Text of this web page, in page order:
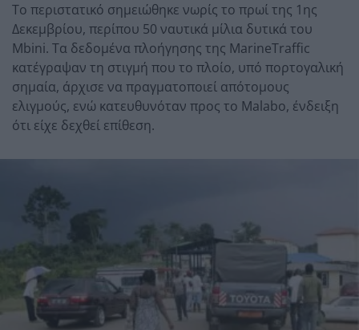
Το περιστατικό σημειώθηκε νωρίς το πρωί της 1ης
Δεκεμβρίου, περίπου 50 ναυτικά μίλια δυτικά του
Mbini. Τα δεδομένα πλοήγησης της MarineTraffic
κατέγραψαν τη στιγμή που το πλοίο, υπό πορτογαλική
σημαία, άρχισε να πραγματοποιεί απότομους
ελιγμούς, ενώ κατευθυνόταν προς το Malabo, ένδειξη
ότι είχε δεχθεί επίθεση.